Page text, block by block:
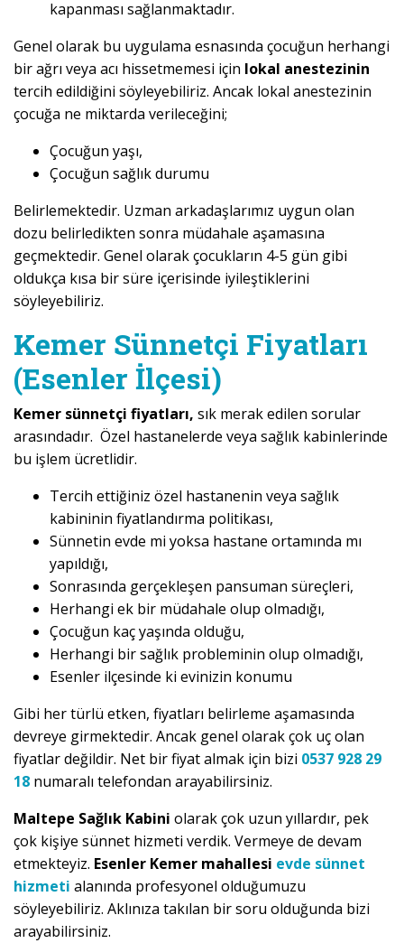
kapanması sağlanmaktadır.
Genel olarak bu uygulama esnasında çocuğun herhangi
bir ağrı veya acı hissetmemesi için lokal anestezinin
tercih edildiğini söyleyebiliriz. Ancak lokal anestezinin
çocuğa ne miktarda verileceğini;
Çocuğun yaşı,
Çocuğun sağlık durumu
Belirlemektedir. Uzman arkadaşlarımız uygun olan
dozu belirledikten sonra müdahale aşamasına
geçmektedir. Genel olarak çocukların 4-5 gün gibi
oldukça kısa bir süre içerisinde iyileştiklerini
söyleyebiliriz.
Kemer Sünnetçi Fiyatları
(Esenler İlçesi)
Kemer sünnetçi fiyatları, sık merak edilen sorular
arasındadır. Özel hastanelerde veya sağlık kabinlerinde
bu işlem ücretlidir.
Tercih ettiğiniz özel hastanenin veya sağlık
kabininin fiyatlandırma politikası,
Sünnetin evde mi yoksa hastane ortamında mı
yapıldığı,
Sonrasında gerçekleşen pansuman süreçleri,
Herhangi ek bir müdahale olup olmadığı,
Çocuğun kaç yaşında olduğu,
Herhangi bir sağlık probleminin olup olmadığı,
Esenler ilçesinde ki evinizin konumu
Gibi her türlü etken, fiyatları belirleme aşamasında
devreye girmektedir. Ancak genel olarak çok uç olan
fiyatlar değildir. Net bir fiyat almak için bizi 0537 928 29
18 numaralı telefondan arayabilirsiniz.
Maltepe Sağlık Kabini olarak çok uzun yıllardır, pek
çok kişiye sünnet hizmeti verdik. Vermeye de devam
etmekteyiz. Esenler Kemer mahallesi evde sünnet
hizmeti alanında profesyonel olduğumuzu
söyleyebiliriz. Aklınıza takılan bir soru olduğunda bizi
arayabilirsiniz.